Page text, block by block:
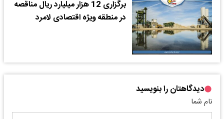
برگزاری 12 هزار میلیارد ریال مناقصه
در منطقه ویژه اقتصادی لامرد
دیدگاهتان را بنویسید
نام شما